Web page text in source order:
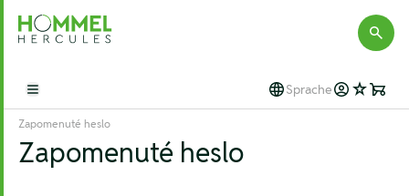
Hommel Hercules
Open main menu Sprache
Zapomenuté heslo
Zapomenuté heslo